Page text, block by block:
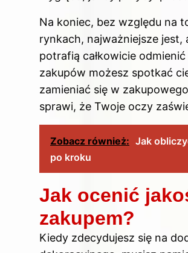
Na koniec, bez względu na
rynkach, najważniejsze jest,
potrafią całkowicie
zakupów możesz spotkać
zamieniać się w
sprawi, że Twoje oczy
Zobacz również: Jak
po kroku
Jak ocenić
zakupem?
Kiedy zdecydujesz się na